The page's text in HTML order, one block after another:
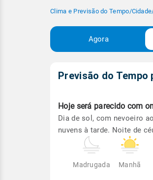
Clima e Previsão do Tempo/Cidade
Agora
Previsão do Tempo
Hoje será parecido com
Dia de sol, com nevoeiro
nuvens à tarde. Noite de
Madrugada Manhã